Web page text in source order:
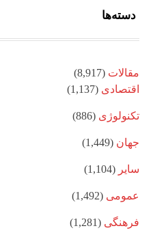
دسته‌ها
مقالات (8,917)
اقتصادی (1,137)
تکنولوژی (886)
جهان (1,449)
سایر (1,104)
عمومی (1,492)
فرهنگی (1,281)